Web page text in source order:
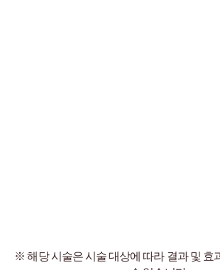
※ 해당 시술은 시술 대상에 따라 결과 및 효